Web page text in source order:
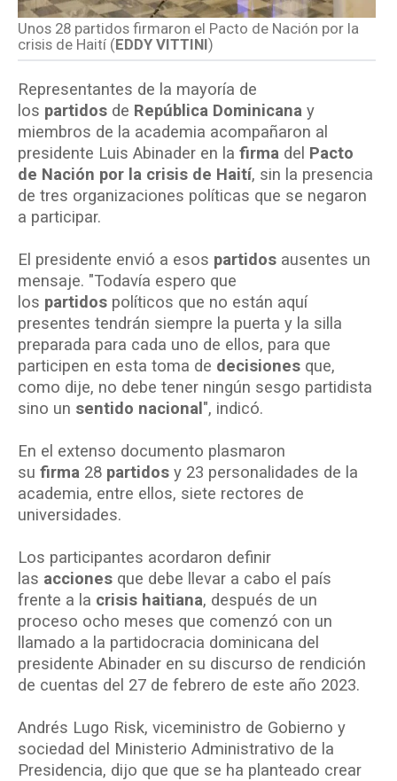
Unos 28 partidos firmaron el Pacto de Nación por la
crisis de Haití (EDDY VITTINI)
Representantes de la mayoría de
los partidos de República Dominicana y
miembros de la academia acompañaron al
presidente Luis Abinader en la firma del Pacto
de Nación por la crisis de Haití, sin la presencia
de tres organizaciones políticas que se negaron
a participar.
El presidente envió a esos partidos ausentes un
mensaje. "Todavía espero que
los partidos políticos que no están aquí
presentes tendrán siempre la puerta y la silla
preparada para cada uno de ellos, para que
participen en esta toma de decisiones que,
como dije, no debe tener ningún sesgo partidista
sino un sentido nacional ", indicó.
En el extenso documento plasmaron
su firma 28 partidos y 23 personalidades de la
academia, entre ellos, siete rectores de
universidades.
Los participantes acordaron definir
las acciones que debe llevar a cabo el país
frente a la crisis haitiana, después de un
proceso ocho meses que comenzó con un
llamado a la partidocracia dominicana del
presidente Abinader en su discurso de rendición
de cuentas del 27 de febrero de este año 2023.
Andrés Lugo Risk, viceministro de Gobierno y
sociedad del Ministerio Administrativo de la
Presidencia, dijo que que se ha planteado crear